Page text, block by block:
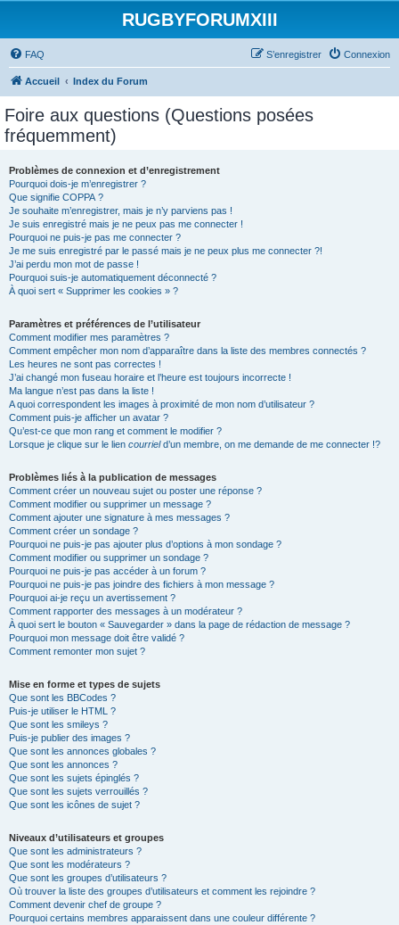
RUGBYFORUMXIII
FAQ Connexion
S’enregistrer
Accueil Index du Forum
Foire aux questions (Questions posées
fréquemment)
Problèmes de connexion et d’enregistrement
Pourquoi dois-je m’enregistrer ?
Que signifie COPPA ?
Je souhaite m’enregistrer, mais je n’y parviens pas !
Je suis enregistré mais je ne peux pas me connecter !
Pourquoi ne puis-je pas me connecter ?
Je me suis enregistré par le passé mais je ne peux plus me connecter ?!
J’ai perdu mon mot de passe !
Pourquoi suis-je automatiquement déconnecté ?
À quoi sert « Supprimer les cookies » ?
Paramètres et préférences de l’utilisateur
Comment modifier mes paramètres ?
Comment empêcher mon nom d’apparaître dans la liste des membres connectés ?
Les heures ne sont pas correctes !
J’ai changé mon fuseau horaire et l’heure est toujours incorrecte !
Ma langue n’est pas dans la liste !
A quoi correspondent les images à proximité de mon nom d’utilisateur ?
Comment puis-je afficher un avatar ?
Qu’est-ce que mon rang et comment le modifier ?
Lorsque je clique sur le lien courrield’un membre, on me demande de me connecter !?
Problèmes liés à la publication de messages
Comment créer un nouveau sujet ou poster une réponse ?
Comment modifier ou supprimer un message ?
Comment ajouter une signature à mes messages ?
Comment créer un sondage ?
Pourquoi ne puis-je pas ajouter plus d’options à mon sondage ?
Comment modifier ou supprimer un sondage ?
Pourquoi ne puis-je pas accéder à un forum ?
Pourquoi ne puis-je pas joindre des fichiers à mon message ?
Pourquoi ai-je reçu un avertissement ?
Comment rapporter des messages à un modérateur ?
À quoi sert le bouton « Sauvegarder » dans la page de rédaction de message ?
Pourquoi mon message doit être validé ?
Comment remonter mon sujet ?
Mise en forme et types de sujets
Que sont les BBCodes ?
Puis-je utiliser le HTML ?
Que sont les smileys ?
Puis-je publier des images ?
Que sont les annonces globales ?
Que sont les annonces ?
Que sont les sujets épinglés ?
Que sont les sujets verrouillés ?
Que sont les icônes de sujet ?
Niveaux d’utilisateurs et groupes
Que sont les administrateurs ?
Que sont les modérateurs ?
Que sont les groupes d’utilisateurs ?
Où trouver la liste des groupes d’utilisateurs et comment les rejoindre ?
Comment devenir chef de groupe ?
Pourquoi certains membres apparaissent dans une couleur différente ?